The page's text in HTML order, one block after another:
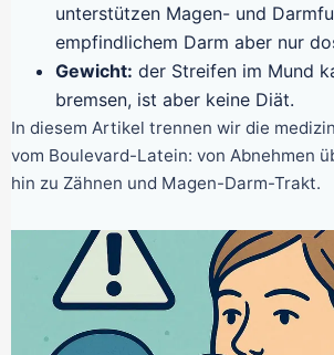
unterstützen Magen- und
empfindlichem Darm aber nur
Gewicht: der Streifen im Mund
bremsen, ist aber keine Diät.
In diesem Artikel trennen wir die
vom Boulevard-Latein: von Abnehmen über Stress bis
hin zu Zähnen und Magen-Darm-Trakt.